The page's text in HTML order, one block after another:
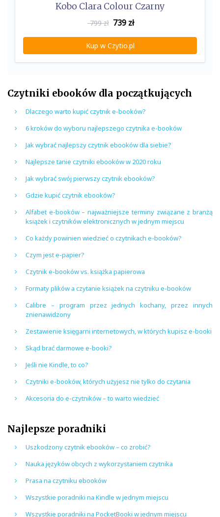
Kobo Clara Colour Czarny
799 zł 739 zł
Kup w Czytio.pl
Czytniki ebooków dla początkujących
Dlaczego warto kupić czytnik e-booków?
6 kroków do wyboru najlepszego czytnika e-booków
Jak wybrać najlepszy czytnik ebooków dla siebie?
Najlepsze tanie czytniki ebooków w 2020 roku
Jak wybrać swój pierwszy czytnik ebooków?
Gdzie kupić czytnik ebooków?
Alfabet e-booków – najważniejsze terminy związane z branżą
książek i czytników elektronicznych w jednym miejscu
Co każdy powinien wiedzieć o czytnikach e-booków?
Czym jest e-papier?
Czytnik e-booków vs. książka papierowa
Formaty plików a czytanie książek na czytniku e-booków
Calibre – program przez jednych kochany, przez innych
znienawidzony
Zestawienie księgarni internetowych, w których kupisz e-booki
Skąd brać darmowe e-booki?
Jeśli nie Kindle, to co?
Czytniki e-booków, których użyjesz nie tylko do czytania
Akcesoria do e-czytników – to warto wiedzieć
Najlepsze poradniki
Uszkodzony czytnik ebooków – co zrobić?
Nauka języków obcych z wykorzystaniem czytnika
Prasa na czytniku ebooków
Wszystkie poradniki na Kindle w jednym miejscu
Wszystkie poradniki na PocketBooki w jednym miejscu